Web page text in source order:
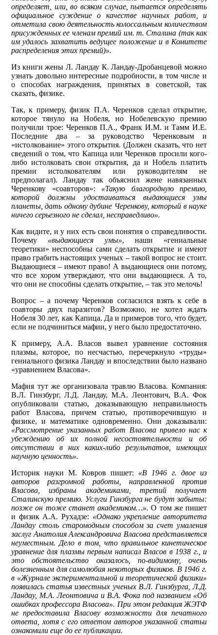
определяет, или, во всяком случае, пытается определять
официальное суждение о качестве научных работ, и
отметила свою деятельность колоссальным количеством
присужденных ее членам премий им. т. Сталина (так как
им удалось захватить ведущее положение и в Комитете
распределения этих премий)».
Из книги жены Л. Ландау К. Ландау-Дробанцевой можно
узнать довольно интересные подробности, в том числе и
о способах награждения, принятых в советской, так
сказать, физике.
Так, к примеру, физик П.А. Черенков сделал открытие,
которое тянуло на Нобеля, но Нобелевскую премию
получили трое: Черенков П.А., Франк И.М. и Тамм И.Е.
Последние два – за руководство Черенковым и
«истолкование» этого открытия. (Должен сказать, что нет
сведений о том, что Капица или Черенков просили кого-
либо истолковать свои открытия, да и Нобель платить
премии истолкователям или руководителям не
предполагал). Ландау так объяснил жене навязанных
Черенкову «соавторов»: «Такую благородную премию,
которой должны удостаиваться выдающиеся умы
планеты, дать одному дубине Черенкову, который в науке
ничего серьезного не сделал, несправедливо».
Как видите, и у них есть свои понятия о справедливости.
Почему «выдающиеся умы», наши «гениальные
теоретики» неспособны сами сделать открытие и имеют
право грабить настоящих ученых – такой вопрос не стоит.
Выдающиеся – имеют право! А выдающиеся они потому,
что все хором утверждают, что они выдающиеся. А то,
что они не способны сделать открытие, – так это мелочь!
Вопрос – а почему Черенков согласился взять к себе в
соавторы двух паразитов? Возможно, не хотел ждать
Нобеля 30 лет, как Капица. Да и примеров того, что будет,
если не подчиниться мафии, у него было предостаточно.
К примеру, А.А. Власов вывел уравнение состояния
плазмы, которое, по несчастью, перечеркнуло «труды»
гениального физика Ландау и впоследствии было названо
«уравнением Власова».
Мафия тут же организовала травлю Власова. Компания:
В.Л. Гинзбург, Л.Д. Ландау, М.А. Леонтович, В.А. Фок
опубликовали статью, доказывающую неправильность
работ Власова, причем статью, противоречившую и
физике, и математике одновременно. Они доказывали:
«Рассмотрение указанных работ Власова привело нас к
убеждению об их полной несостоятельности и об
отсутствии в них каких-либо результатов, имеющих
научную ценность».
Историк науки М. Ковров пишет: «В 1946 г. двое из
авторов разгромной работы, направленной против
Власова, избраны академиками, третий получает
Сталинскую премию. Услуги Гинзбурга не будут забыты:
позже он тоже станет академиком…». О том же пишет
и физик А.А. Рухадзе: «Однако укрепление авторитета
Ландау столь старомодным способом за счет умаления
заслуг Анатолия Александровича Власова представляется
неуместным. Дело в том, что правильное кинетическое
уравнение для плазмы первым написал Власов в 1938 г., и
это обстоятельство оказалось, по-видимому, очень
болезненным для самолюбия некоторых физиков. В 1946 г.
в «Журнале экспериментальной и теоретической физики»
появилась статья известных ученых В.Л. Гинзбурга, Л.Д.
Ландау, М.А. Леонтовича и В.А. Фока под названием «Об
ошибках профессора Власова». При этом редакция ЖЭТФ
не предоставила Власову возможности для печатного
ответа, хотя с его ответом авторов указанной статьи
ознакомили еще до ее публикации.